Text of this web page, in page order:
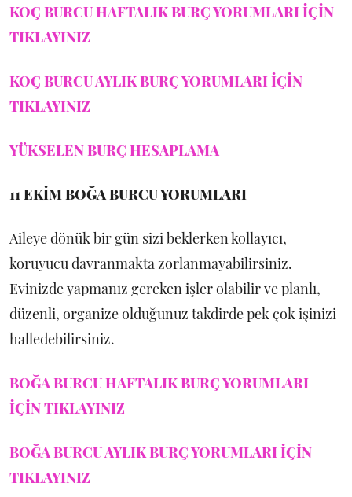
KOÇ BURCU HAFTALIK BURÇ YORUMLARI İÇİN
TIKLAYINIZ
KOÇ BURCU AYLIK BURÇ YORUMLARI İÇİN
TIKLAYINIZ
YÜKSELEN BURÇ HESAPLAMA
11 EKİMBOĞA BURCU YORUMLARI
Aileye dönük bir gün sizi beklerken kollayıcı,
koruyucu davranmakta zorlanmayabilirsiniz.
Evinizde yapmanız gereken işler olabilir ve planlı,
düzenli, organize olduğunuz takdirde pek çok işinizi
halledebilirsiniz.
BOĞA BURCU HAFTALIK BURÇ YORUMLARI
İÇİN TIKLAYINIZ
BOĞA BURCU AYLIK BURÇ YORUMLARI İÇİN
TIKLAYINIZ